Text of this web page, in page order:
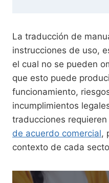
La traducción de
instrucciones de uso,
el cual no se pueden
que esto puede
funcionamiento,
incumplimientos
traducciones
de acuerdo comercial,
contexto de cada